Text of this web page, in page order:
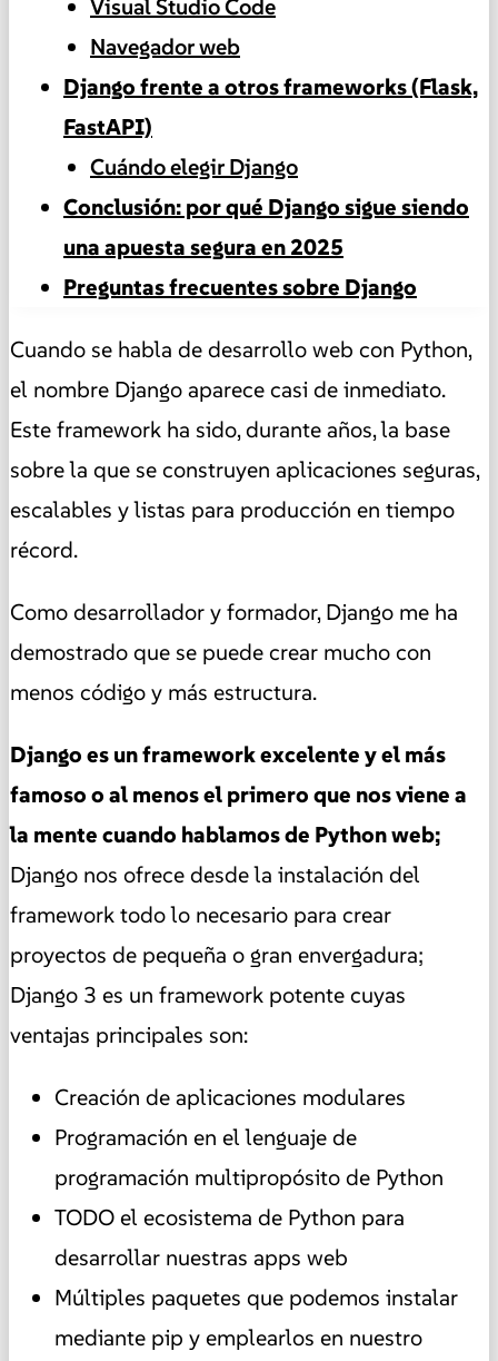
Visual Studio Code
Navegador web
Django frente a otros frameworks (Flask,
FastAPI)
Cuándo elegir Django
Conclusión: por qué Django sigue siendo
una apuesta segura en 2025
Preguntas frecuentes sobre Django
Cuando se habla de desarrollo web con Python,
el nombre Django aparece casi de inmediato.
Este framework ha sido, durante años, la base
sobre la que se construyen aplicaciones seguras,
escalables y listas para producción en tiempo
récord.
Como desarrollador y formador, Django me ha
demostrado que se puede crear mucho con
menos código y más estructura.
Django es un framework excelente y el más
famoso o al menos el primero que nos viene a
la mente cuando hablamos de Python web;
Django nos ofrece desde la instalación del
framework todo lo necesario para crear
proyectos de pequeña o gran envergadura;
Django 3 es un framework potente cuyas
ventajas principales son:
Creación de aplicaciones modulares
Programación en el lenguaje de
programación multipropósito de Python
TODO el ecosistema de Python para
desarrollar nuestras apps web
Múltiples paquetes que podemos instalar
mediante pip y emplearlos en nuestro